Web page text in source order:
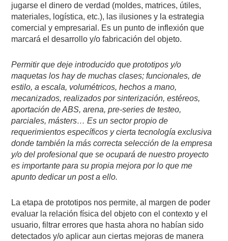
jugarse el dinero de verdad (moldes, matrices, útiles,
materiales, logística, etc.), las ilusiones y la estrategia
comercial y empresarial. Es un punto de inflexión que
marcará el desarrollo y/o fabricación del objeto.
Permitir que deje introducido que prototipos y/o
maquetas los hay de muchas clases; funcionales, de
estilo, a escala, volumétricos, hechos a mano,
mecanizados, realizados por sinterización, estéreos,
aportación de ABS, arena, pre-series de testeo,
parciales, másters… Es un sector propio de
requerimientos específicos y cierta tecnología exclusiva
donde también la más correcta selección de la empresa
y/o del profesional que se ocupará de nuestro proyecto
es importante para su propia mejora por lo que me
apunto dedicar un post a ello.
La etapa de prototipos nos permite, al margen de poder
evaluar la relación física del objeto con el contexto y el
usuario, filtrar errores que hasta ahora no habían sido
detectados y/o aplicar aun ciertas mejoras de manera